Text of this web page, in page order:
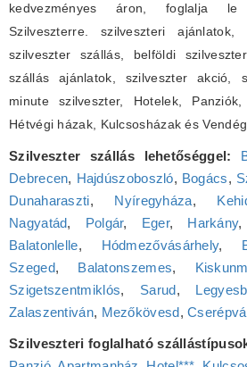
kedvezményes áron, foglalja le
Szilveszterre. szilveszteri ajánlatok,
szilveszter szállás, belföldi
szállás ajánlatok, szilveszter akció,
minute szilveszter, Hotelek, Panziók,
Hétvégi házak, Kulcsosházak és
Szilveszter szállás lehetőséggel:
Debrecen, Hajdúszoboszló, Bogács,
Dunaharaszti, Nyíregyháza,
Nagyatád, Polgár, Eger, Harkány
Balatonlelle, Hódmezővásárhely,
Szeged, Balatonszemes,
Szigetszentmiklós, Sarud,
Zalaszentiván, Mezőkövesd,
Szilveszteri foglalható